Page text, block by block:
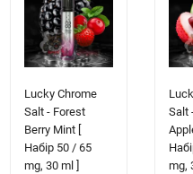
Lucky Chrome
Salt - Forest
Berry Mint [
Набір 50 / 65
mg, 30 ml ]
Salt
mg,